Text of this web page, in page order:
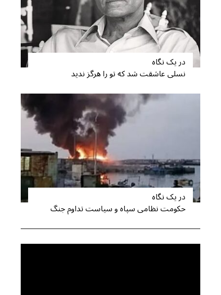
در یک نگاه
نسلی عاشقت شد که تو را هرگز ندید
در یک نگاه
حکومت نظامی سپاه و سیاست تداوم جنگ
e
a
r
c
h
f
o
: